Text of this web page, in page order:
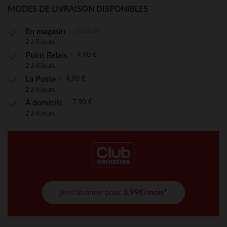
MODES DE LIVRAISON DISPONIBLES
En magasin
2 à 5 jours
Point Relais 4,90 €
2 à 4 jours
La Poste 4,90 €
2 à 4 jours
À domicile 7,90 €
2 à 4 jours
je m'abonne pour 3,99€/mois*